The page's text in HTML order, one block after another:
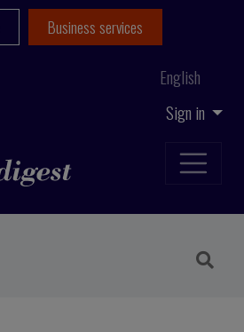
Sign in
English
Business services